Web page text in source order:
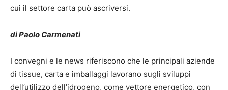
cui il settore carta può ascriversi.
di Paolo Carmenati
I convegni e le news riferiscono che le principali aziende
di tissue, carta e imballaggi lavorano sugli sviluppi
dell’utilizzo dell’idrogeno, come vettore energetico, con